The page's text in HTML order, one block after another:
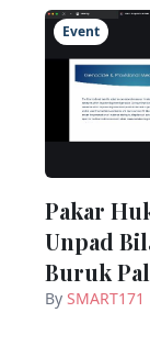
Event
Pakar
Unpad
Buruk
By SMART171